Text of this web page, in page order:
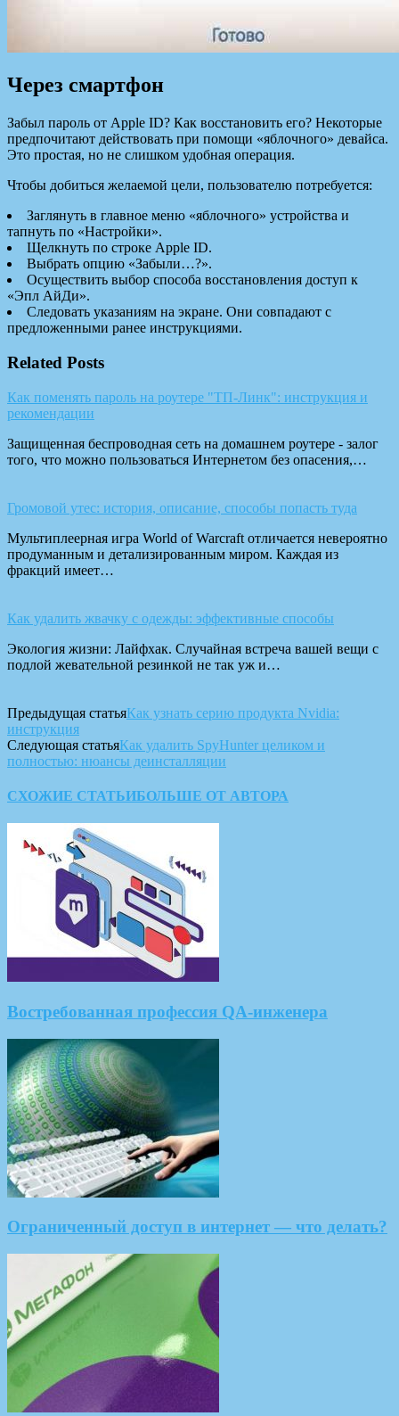
Через смартфон
Забыл пароль от Apple ID? Как восстановить его? Некоторые
предпочитают действовать при помощи «яблочного» девайса.
Это простая, но не слишком удобная операция.
Чтобы добиться желаемой цели, пользователю потребуется:
Заглянуть в главное меню «яблочного» устройства и
тапнуть по «Настройки».
Щелкнуть по строке Apple ID.
Выбрать опцию «Забыли…?».
Осуществить выбор способа восстановления доступ к
«Эпл АйДи».
Следовать указаниям на экране. Они совпадают с
предложенными ранее инструкциями.
Related Posts
Как поменять пароль на роутере "ТП-Линк": инструкция и
рекомендации
Защищенная беспроводная сеть на домашнем роутере - залог
того, что можно пользоваться Интернетом без опасения,…
Громовой утес: история, описание, способы попасть туда
Мультиплеерная игра World of Warcraft отличается невероятно
продуманным и детализированным миром. Каждая из
фракций имеет…
Как удалить жвачку с одежды: эффективные способы
Экология жизни: Лайфхак. Случайная встреча вашей вещи с
подлой жевательной резинкой не так уж и…
Предыдущая статьяКак узнать серию продукта Nvidia:
инструкция
Следующая статьяКак удалить SpyHunter целиком и
полностью: нюансы деинсталляции
СХОЖИЕ СТАТЬИБОЛЬШЕ ОТ АВТОРА
Востребованная профессия QA-инженера
Ограниченный доступ в интернет — что делать?